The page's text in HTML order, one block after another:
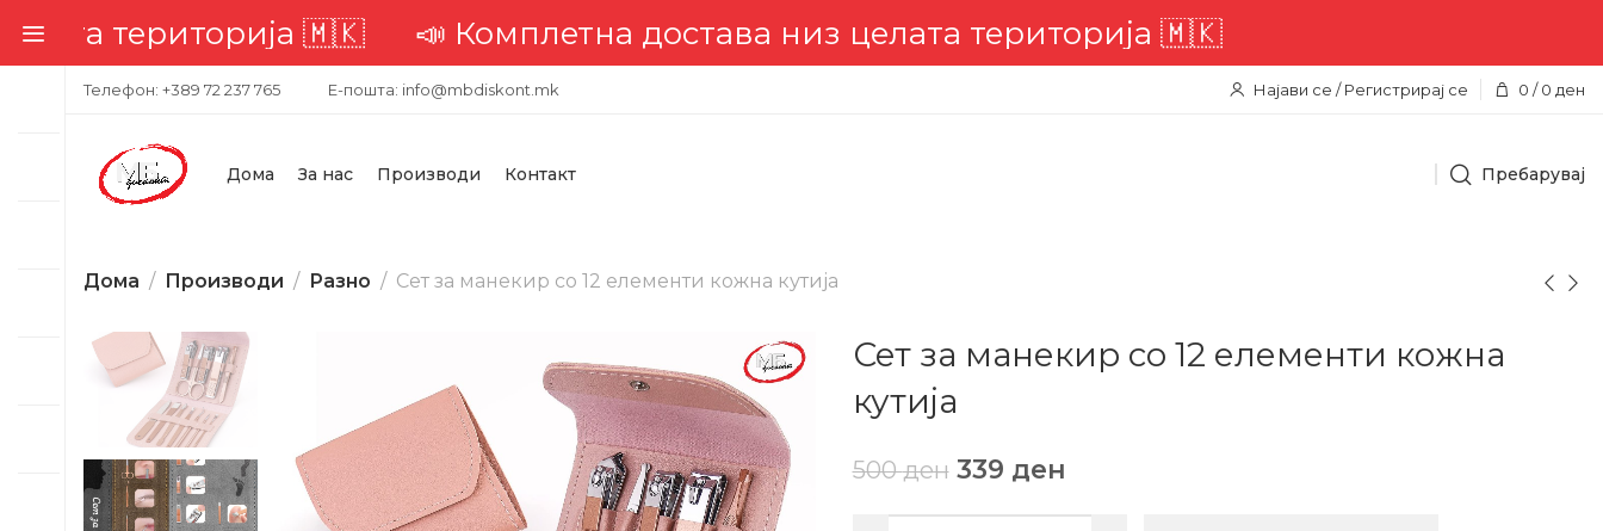
🇲🇰📣 Комплетна достава низ целата територија 🇲🇰
Телефон: +389 72 237 765 Е-пошта: info@mbdiskont.mk Најави се / Регистрирај се 0 / 0 ден
Дома За нас Производи Контакт Пребарувај
Дома Производи Разно Сет за манекир со 12 елементи кожна кутија
Сет за манекир со 12 елементи кожна
кутија
500ден 339 ден